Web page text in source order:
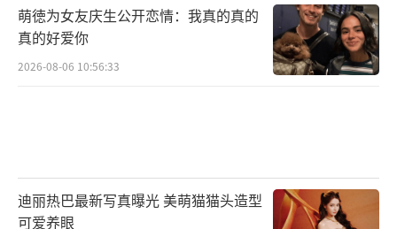
萌徳为女友庆生公开恋情：我真的真的
真的好爱你
2026-08-06 10:56:33
迪丽热巴最新写真曝光 美萌猫猫头造型
可爱养眼